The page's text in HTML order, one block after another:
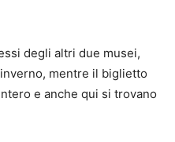
degli altri due musei,
mentre il biglietto
e anche qui si trovano